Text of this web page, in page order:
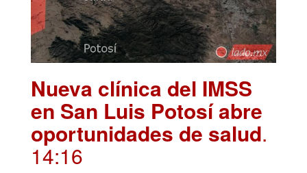
Nueva clínica del IMSS
en San Luis Potosí abre
oportunidades de salud.
14:16